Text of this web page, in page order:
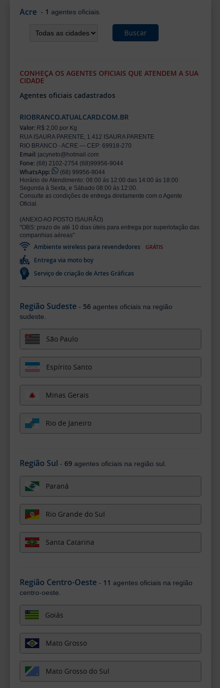
Acre - 1 agentes oficiais.
Buscar
CONHEÇA OS AGENTES OFICIAIS QUE ATENDEM A SUA
CIDADE
Agentes oficiais cadastrados
RIOBRANCO.ATUALCARD.COM.BR
Valor: R$ 2,00 por Kg
RUA ISAURA PARENTE, 1.412 ISAURA PARENTE
RIO BRANCO - ACRE — CEP: 69918-270
Email: jacyneto@hotmail.com
Fone: (68) 2102-2754 (68)99956-9044
WhatsApp:
(68) 99956-9044
Horário de Atendimento: 08:00 ás 12:00 das 14:00 ás 18:00
Segunda á Sexta, e Sábado 08:00 ás 12:00.
Consulte as condições de entrega diretamente com o Agente
Oficial.
(ANEXO AO POSTO ISAURÃO)
"OBS: prazo de até 10 dias úteis para entrega por superlotação das
companhias aéreas"
Ambiente wireless para revendedores GRÁTIS
Entrega via moto boy
Serviço de criação de Artes Gráficas
Região Sudeste - 56agentes oficiais na região
sudeste.
São Paulo
Espírito Santo
Minas Gerais
Rio de Janeiro
Região Sul - 69agentes oficiais na região sul.
Paraná
Rio Grande do Sul
Santa Catarina
Região Centro-Oeste - 11 agentes oficiais na região
centro-oeste.
Goiás
Mato Grosso
Mato Grosso do Sul